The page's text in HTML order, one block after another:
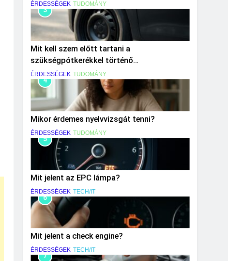
ÉRDESSÉGEK TUDOMÁNY
3
Mit kell szem előtt tartani a
szükségpótkerékkel történő
közlekedéskor?
ÉRDESSÉGEK TUDOMÁNY
4
Mikor érdemes nyelvvizsgát tenni?
ÉRDESSÉGEK TUDOMÁNY
5
Mit jelent az EPC lámpa?
ÉRDESSÉGEK TECH/IT
6
Mit jelent a check engine?
ÉRDESSÉGEK TECH/IT
7